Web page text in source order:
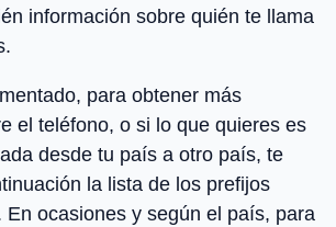
información sobre quién te llama
para obtener más
el teléfono, o si lo que quieres es
desde tu país a otro país, te
la lista de los prefijos
En ocasiones y según el país, para